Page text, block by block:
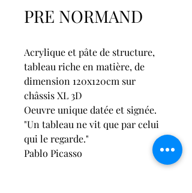
PRE NORMAND
Acrylique et pâte de structure,
tableau riche en matière, de
dimension 120x120cm sur
châssis XL 3D
Oeuvre unique datée et signée.
"Un tableau ne vit que par celui
qui le regarde."
Pablo Picasso